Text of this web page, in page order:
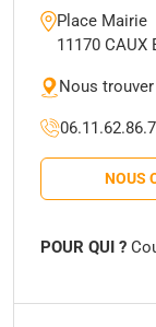
Place Mairie
11170 CAUX
Nous trouver
NOUS
POUR QUI ?